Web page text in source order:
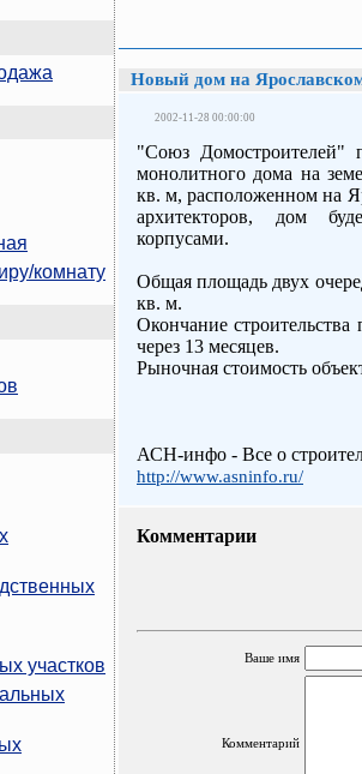
комнату
участков
Новый дом на
2002-11-28 00:00:00
"Союз Домостроителей"
монолитного дома на
кв. м, расположенном на
архитекторов, дом
корпусами.
Общая площадь двух
кв. м.
Окончание строительства
через 13 месяцев.
Рыночная стоимость
АСН-инфо - Все о
http://www.asninfo.ru/
Комментарии
Ваше имя
Комментарий